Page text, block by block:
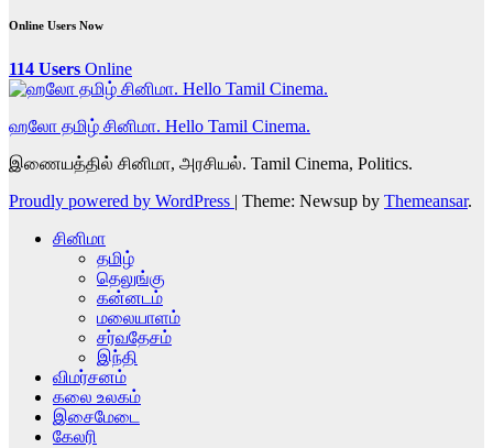
Online Users Now
114 Users Online
ஹலோ தமிழ் சினிமா. Hello Tamil Cinema.
இணையத்தில் சினிமா, அரசியல். Tamil Cinema, Politics.
Proudly powered by WordPress | Theme: Newsup by Themeansar.
சினிமா
தமிழ்
தெலுங்கு
கன்னடம்
மலையாளம்
சர்வதேசம்
இந்தி
விமர்சனம்
கலை உலகம்
இசைமேடை
கேலரி